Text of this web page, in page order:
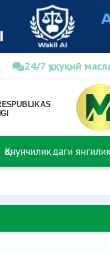
24/7 ҳуқуқий
Қонунчиликдаги